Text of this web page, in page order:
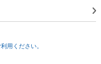
用ください。